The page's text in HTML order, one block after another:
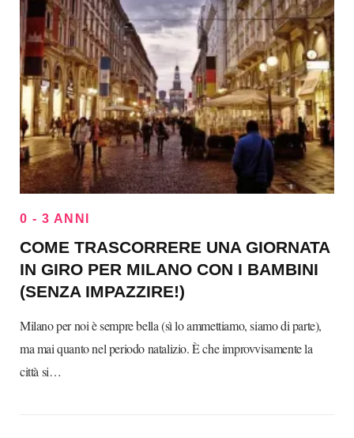
0 - 3 ANNI
COME TRASCORRERE UNA GIORNATA
IN GIRO PER MILANO CON I BAMBINI
(SENZA IMPAZZIRE!)
Milano per noi è sempre bella (sì lo ammettiamo, siamo di parte),
ma mai quanto nel periodo natalizio. È che improvvisamente la
città si…